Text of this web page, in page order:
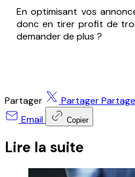
En optimisant vos
donc en tirer profit de
demander de plus ?
Partager Partager
Email
Copier
Lire la suite